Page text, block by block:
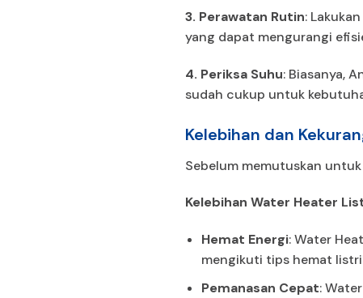
3. Perawatan Rutin:
yang dapat mengurangi
4. Periksa Suhu: Biasanya,
sudah cukup untuk
Kelebihan dan
Sebelum memutuskan
Kelebihan Water Heater
Hemat Energi: Water
mengikuti tips hemat
Pemanasan Cepat: